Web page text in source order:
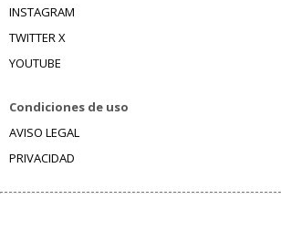
INSTAGRAM
TWITTER X
YOUTUBE
Condiciones de uso
AVISO LEGAL
PRIVACIDAD